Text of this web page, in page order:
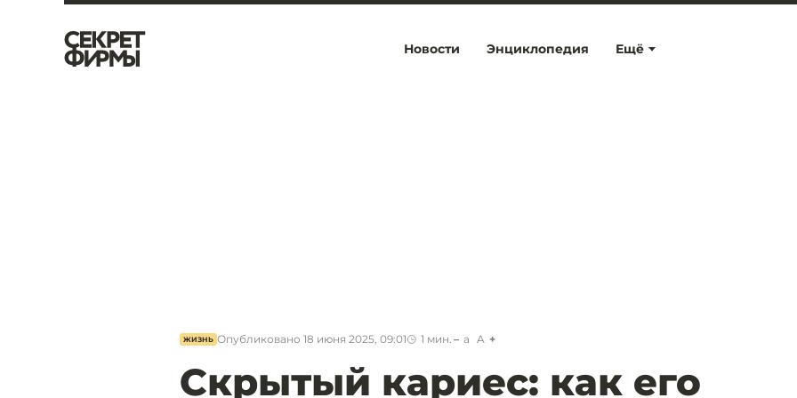
Ещё
Новости Энциклопедия
ЖИЗНЬ Опубликовано 18 июня 2025, 09:01 1 мин. a A
Скрытый кариес: как его